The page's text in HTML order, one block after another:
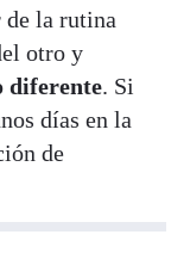
de la rutina
otro y
diferente. Si
días en la
de